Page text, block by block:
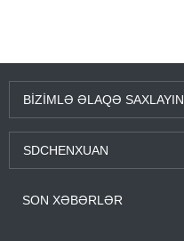
BIZIMLƏ ƏLAQƏ SAXLAYIN
SDCHENXUAN
SON XƏBƏRLƏR